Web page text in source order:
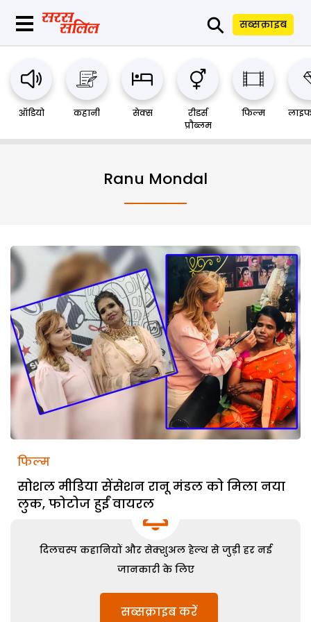
⚲ सब्सक्राइब
ऑडियो कहानी सेक्स
रीडर्स
प्रौब्लम
फिल्म
Ranu Mondal
फिल्म
सोशल मीडिया सेंसेशन रानू मंडल को मिला नया
लुक, फोटोज हुईं वायरल
दिलचस्प कहानियों और सेक्शुअल हेल्थ से जुड़ी हर नई
जानकारी के लिए
सब्सक्राइब करें